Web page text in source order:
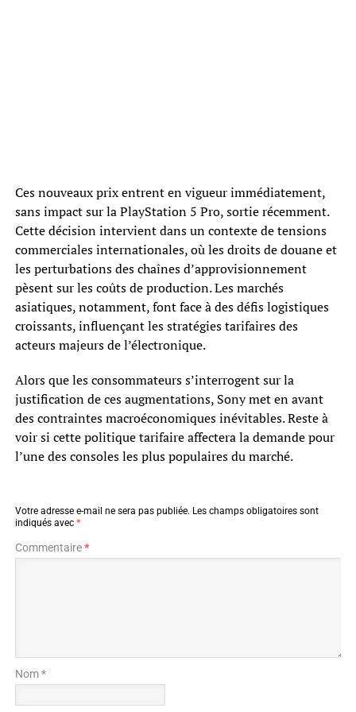
Ces nouveaux prix entrent en vigueur immédiatement,
sans impact sur la PlayStation 5 Pro, sortie récemment.
Cette décision intervient dans un contexte de tensions
commerciales internationales, où les droits de douane et
les perturbations des chaînes d’approvisionnement
pèsent sur les coûts de production. Les marchés
asiatiques, notamment, font face à des défis logistiques
croissants, influençant les stratégies tarifaires des
acteurs majeurs de l’électronique.
Alors que les consommateurs s’interrogent sur la
justification de ces augmentations, Sony met en avant
des contraintes macroéconomiques inévitables. Reste à
voir si cette politique tarifaire affectera la demande pour
l’une des consoles les plus populaires du marché.
Votre adresse e-mail ne sera pas publiée. Les champs obligatoires sont
indiqués avec *
Commentaire*
Nom *